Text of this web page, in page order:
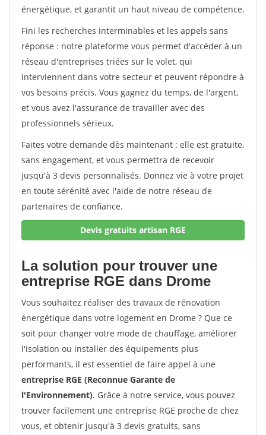
énergétique, et garantit un haut niveau de compétence.
Fini les recherches interminables et les appels sans
réponse : notre plateforme vous permet d'accéder à un
réseau d'entreprises triées sur le volet, qui
interviennent dans votre secteur et peuvent répondre à
vos besoins précis. Vous gagnez du temps, de l'argent,
et vous avez l'assurance de travailler avec des
professionnels sérieux.
Faites votre demande dès maintenant : elle est gratuite,
sans engagement, et vous permettra de recevoir
jusqu'à 3 devis personnalisés. Donnez vie à votre projet
en toute sérénité avec l'aide de notre réseau de
partenaires de confiance.
Devis gratuits artisan RGE
La solution pour trouver une
entreprise RGE dans Drome
Vous souhaitez réaliser des travaux de rénovation
énergétique dans votre logement en Drome ? Que ce
soit pour changer votre mode de chauffage, améliorer
l'isolation ou installer des équipements plus
performants, il est essentiel de faire appel à une
entreprise RGE (Reconnue Garante de
l'Environnement). Grâce à notre service, vous pouvez
trouver facilement une entreprise RGE proche de chez
vous, et obtenir jusqu'à 3 devis gratuits, sans